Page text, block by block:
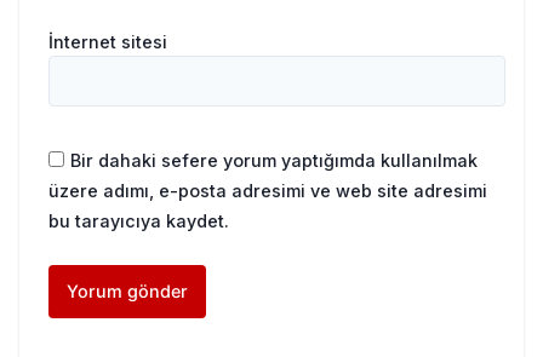
İnternet sitesi
Bir dahaki sefere yorum yaptığımda kullanılmak
üzere adımı, e-posta adresimi ve web site adresimi
bu tarayıcıya kaydet.